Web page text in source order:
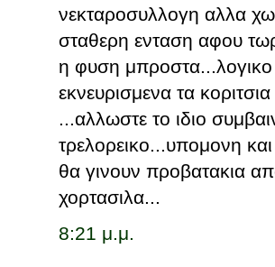
νεκταροσυλλογη αλλα
σταθερη ενταση αφου
η φυση μπροστα...λογικο
εκνευρισμενα τα κοριτσια
...αλλωστε το ιδιο
τρελορεικο...υπομονη και
θα γινουν προβατακια
χορτασιλα...
8:21 μ.μ.